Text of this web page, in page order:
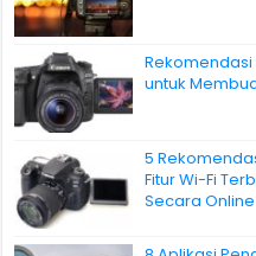
Rekomendasi
untuk
5
Fitur Wi-Fi
Secara Online